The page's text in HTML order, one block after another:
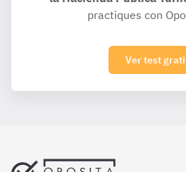
practiques con
Ver test